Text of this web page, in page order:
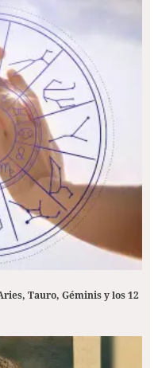
Tauro, Géminis y los 12